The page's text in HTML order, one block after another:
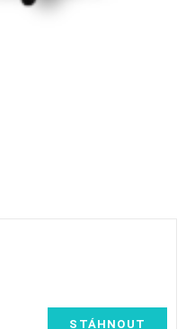
STÁHNOUT